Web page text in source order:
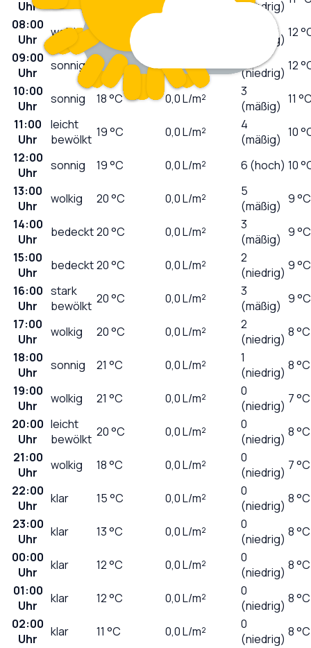
Uhr (niedrig)
08:00
Uhr
wolkig
(niedrig) 12
09:00
Uhr
sonnig 17°C 0,0L/m²
(niedrig) 12
10:00
Uhr
sonnig 18°C 0,0L/m²
3
(mäßig) 11
11:00
Uhr
leicht
bewölkt 19°C 0,0L/m²
4
(mäßig) 10
12:00
Uhr
sonnig 19°C 0,0L/m² 6 (hoch) 10
13:00
Uhr
wolkig 20°C 0,0L/m²
5
(mäßig) 9 °C
14:00
Uhr
bedeckt20°C 0,0L/m²
3
(mäßig) 9 °C
15:00
Uhr
bedeckt20°C 0,0L/m²
2
(niedrig) 9 °C
16:00
Uhr
stark
bewölkt 20°C 0,0L/m²
3
(mäßig) 9 °C
17:00
Uhr
wolkig 20°C 0,0L/m²
2
(niedrig) 8 °C
18:00
Uhr
sonnig 21 °C 0,0L/m²
1
(niedrig) 8 °C
19:00
Uhr
wolkig 21 °C 0,0L/m²
0
(niedrig) 7 °C
20:00
Uhr
leicht
bewölkt 20°C 0,0L/m²
0
(niedrig) 8 °C
21:00
Uhr
wolkig 18°C 0,0L/m²
0
(niedrig) 7 °C
22:00
Uhr
klar 15°C 0,0L/m²
0
(niedrig) 8 °C
23:00
Uhr
klar 13°C 0,0L/m²
0
(niedrig) 8 °C
00:00
Uhr
klar 12°C 0,0L/m²
0
(niedrig) 8 °C
01:00
Uhr
klar 12°C 0,0L/m²
0
(niedrig) 8 °C
02:00
Uhr
klar 11 °C 0,0L/m²
0
(niedrig) 8 °C